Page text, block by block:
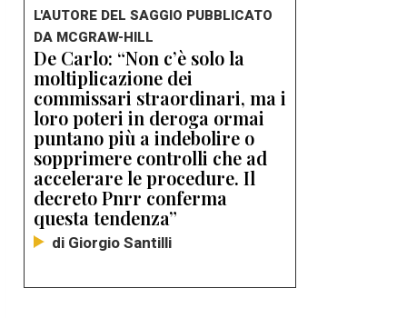
L'AUTORE DEL SAGGIO PUBBLICATO
DA MCGRAW-HILL
De Carlo: “Non c’è solo la
moltiplicazione dei
commissari straordinari, ma i
loro poteri in deroga ormai
puntano più a indebolire o
sopprimere controlli che ad
accelerare le procedure. Il
decreto Pnrr conferma
questa tendenza”
di Giorgio Santilli